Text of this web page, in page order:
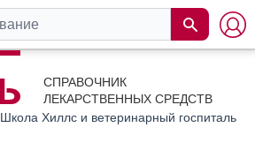
СПРАВОЧНИК
ЛЕКАРСТВЕННЫХ СРЕДСТВ
Школа Хиллс и ветеринарный госпиталь